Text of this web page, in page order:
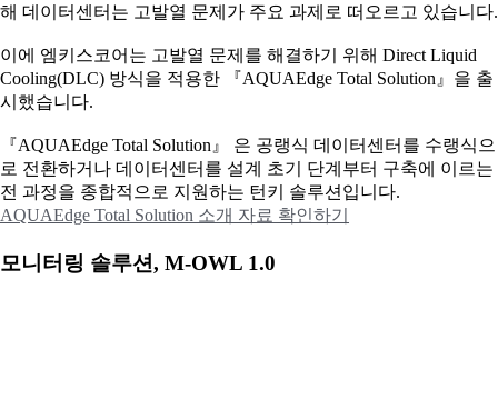
해 데이터센터는 고발열 문제가 주요 과제로 떠오르고 있습니다.
이에 엠키스코어는 고발열 문제를 해결하기 위해 Direct Liquid
Cooling(DLC) 방식을 적용한 『AQUAEdge Total Solution』을 출
시했습니다.
『AQUAEdge Total Solution』 은 공랭식 데이터센터를 수랭식으
로 전환하거나 데이터센터를 설계 초기 단계부터 구축에 이르는
전 과정을 종합적으로 지원하는 턴키 솔루션입니다.
AQUAEdge Total Solution 소개 자료 확인하기
모니터링 솔루션, M-OWL 1.0